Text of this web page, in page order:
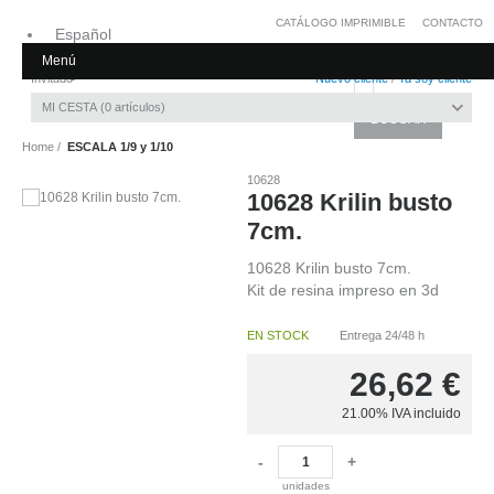
Español
Invitado Nuevo cliente/Ya soy cliente
MI CESTA 0 artículos
CATÁLOGO IMPRIMIBLE CONTACTO
Menú
Home ESCALA 1/9 y 1/10
10628
10628 Krilin busto
7cm.
10628 Krilin busto 7cm.
Kit de resina impreso en 3d
EN STOCK Entrega 24/48 h
26,62 €
21.00% IVA incluido
-
unidades
+